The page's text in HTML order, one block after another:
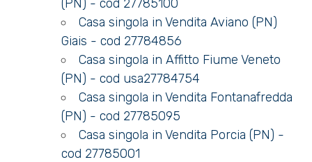
(PN) - cod 27785100
Casa singola in Vendita Aviano (PN)
Giais - cod 27784856
Casa singola in Affitto Fiume Veneto
(PN) - cod usa27784754
Casa singola in Vendita Fontanafredda
(PN) - cod 27785095
Casa singola in Vendita Porcia (PN) -
cod 27785001